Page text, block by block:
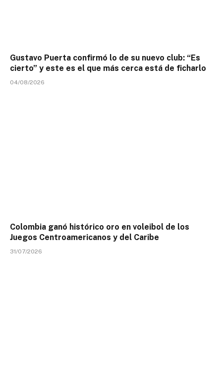
Gustavo Puerta confirmó lo de su nuevo club: “Es
cierto” y este es el que más cerca está de ficharlo
04/08/2026
Colombia ganó histórico oro en voleibol de los
Juegos Centroamericanos y del Caribe
31/07/2026